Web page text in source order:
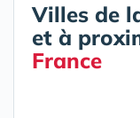
Villes de
et à
France